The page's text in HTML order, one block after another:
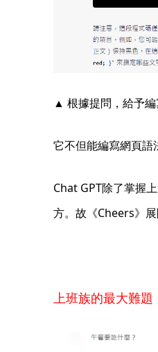
▲ 根據提問，給予編
它不但能編寫網頁語
Chat GPT除了掌握
方。故《Cheers》
上班族的最大難題